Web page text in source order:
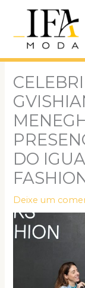
conteúdo
DO
Deixe um